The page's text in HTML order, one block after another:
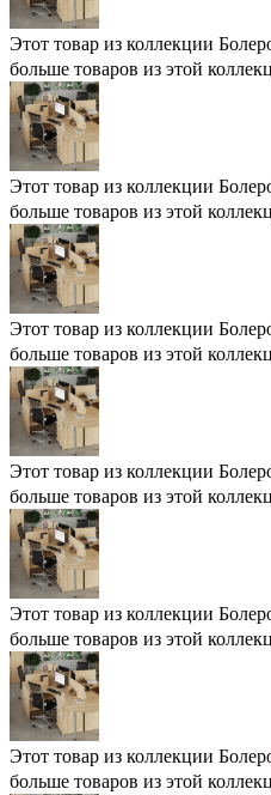
Этот товар из коллекции
больше товаров из этой
Этот товар из коллекции
больше товаров из этой
Этот товар из коллекции
больше товаров из этой
Этот товар из коллекции
больше товаров из этой
Этот товар из коллекции
больше товаров из этой
Этот товар из коллекции
больше товаров из этой